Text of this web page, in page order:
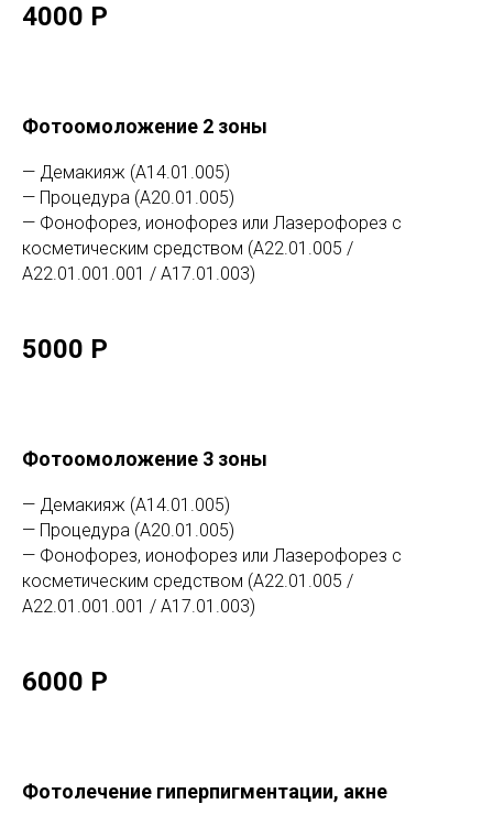
4000 Р
Фотоомоложение 2 зоны
— Демакияж (А14.01.005)
— Процедура (А20.01.005)
— Фонофорез, ионофорез или Лазерофорез с
косметическим средством (А22.01.005 /
А22.01.001.001 / А17.01.003)
5000 Р
Фотоомоложение 3 зоны
— Демакияж (А14.01.005)
— Процедура (А20.01.005)
— Фонофорез, ионофорез или Лазерофорез с
косметическим средством (А22.01.005 /
А22.01.001.001 / А17.01.003)
6000 Р
Фотолечение гиперпигментации, акне